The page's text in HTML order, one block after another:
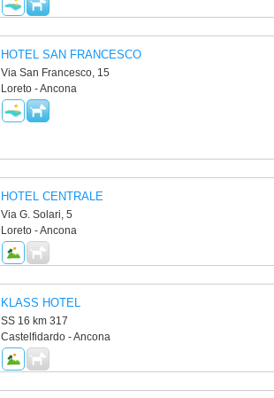
HOTEL SAN FRANCESCO
Via San Francesco, 15
Loreto - Ancona
HOTEL CENTRALE
Via G. Solari, 5
Loreto - Ancona
KLASS HOTEL
SS 16 km 317
Castelfidardo - Ancona